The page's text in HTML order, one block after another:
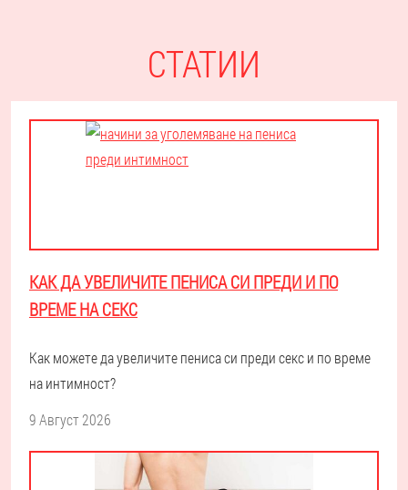
СТАТИИ
КАК ДА УВЕЛИЧИТЕ ПЕНИСА СИ ПРЕДИ И ПО
ВРЕМЕ НА СЕКС
Как можете да увеличите пениса си преди секс и по време
на интимност?
9 Август 2026